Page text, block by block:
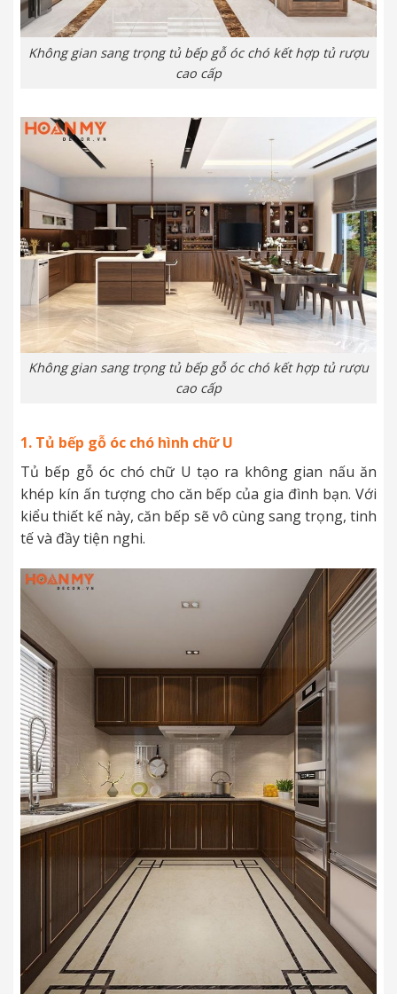
Không gian sang trọng tủ bếp gỗ óc chó kết hợp tủ rượu
cao cấp
Không gian sang trọng tủ bếp gỗ óc chó kết hợp tủ rượu
cao cấp
1. Tủ bếp gỗ óc chó hình chữ U
Tủ bếp gỗ óc chó chữ U tạo ra không gian nấu ăn
khép kín ấn tượng cho căn bếp của gia đình bạn. Với
kiểu thiết kế này, căn bếp sẽ vô cùng sang trọng, tinh
tế và đầy tiện nghi.